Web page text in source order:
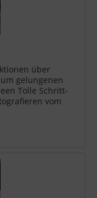
über
gelungenen
Tolle Schritt-
vom